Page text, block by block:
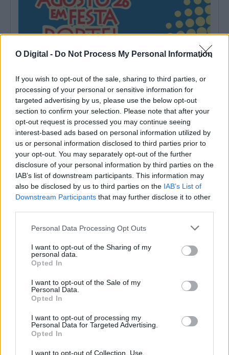
O Digital - Do Not Process My Personal Information
If you wish to opt-out of the sale, sharing to third parties, or
processing of your personal or sensitive information for
targeted advertising by us, please use the below opt-out
section to confirm your selection. Please note that after your
opt-out request is processed you may continue seeing
interest-based ads based on personal information utilized by
us or personal information disclosed to third parties prior to
your opt-out. You may separately opt-out of the further
disclosure of your personal information by third parties on the
IAB’s list of downstream participants. This information may
also be disclosed by us to third parties on the IAB’s List of
Downstream Participants that may further disclose it to other
Personal Data Processing Opt Outs
I want to opt-out of the Sharing of my
personal data.
Opted In
I want to opt-out of the Sale of my
Personal Data.
Opted In
I want to opt-out of processing my
Personal Data for Targeted Advertising.
Opted In
I want to opt-out of Collection, Use,
Portel inicia hoje «Agosto em Festa» com Festival Internacional
de Folclore
O XXVIII Festival Internacional de Folclore decorre entre esta
sexta-feira, 7 de agosto, e...
7 Agosto, 2026 - 16:15
em Portel
A exposição de pintura «Num Tempo de Regresso», da autoria
de Manuel Casa Branca,...